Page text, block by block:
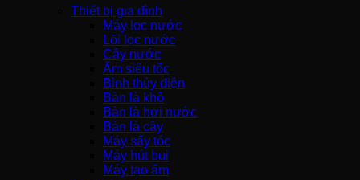
Thiết bị gia đình
Máy lọc nước
Lõi lọc nước
Cây nước
Ấm siêu tốc
Bình thủy điện
Bàn là khô
Bàn là hơi nước
Bàn là cây
Máy sấy tóc
Máy hút bụi
Máy tạo ẩm